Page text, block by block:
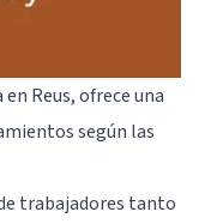
en Reus, ofrece una
según las
trabajadores tanto